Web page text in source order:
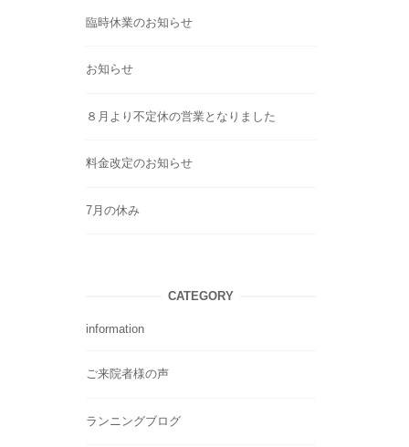
臨時休業のお知らせ
お知らせ
８月より不定休の営業となりました
料金改定のお知らせ
7月の休み
CATEGORY
information
ご来院者様の声
ランニングブログ